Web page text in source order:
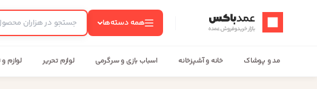
عمدباکس — بازگشت به صفحه اصلی همه دسته‌ها
مد و پوشاک خانه و آشپزخانه اسباب بازی و سرگرمی لوازم تحریر لوازم